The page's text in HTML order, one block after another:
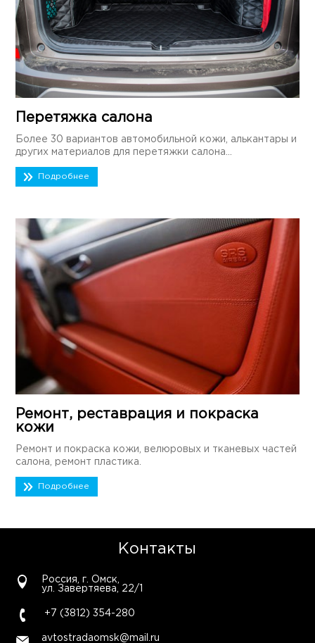
Перетяжка салона
Более 30 вариантов автомобильной кожи, алькантары и
других материалов для перетяжки салона...
Подробнее
Ремонт, реставрация и покраска
кожи
Ремонт и покраска кожи, велюровых и тканевых частей
салона, ремонт пластика.
Подробнее
Контакты
Россия, г. Омск,
ул. Завертяева, 22/1
+7 (3812) 354-280
avtostradaomsk@mail.ru